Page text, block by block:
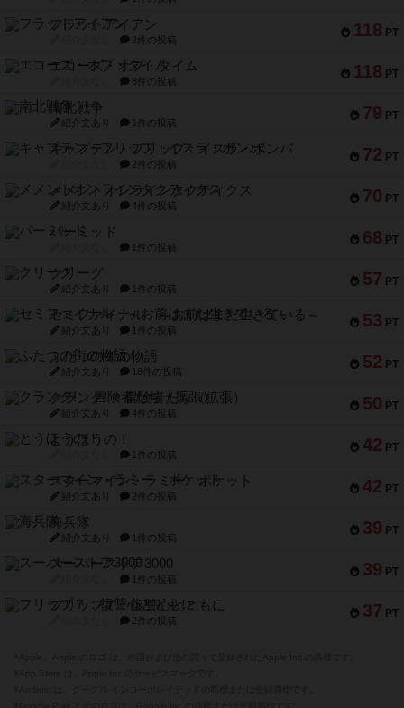
118 PT
フラットアイアン
2件の投稿
118 PT
エコーズ・オブ・タイム
8件の投稿
79 PT
南北戦争
紹介文あり 1件の投稿
72 PT
キャプテン・フリップ：イスラ・ボンバ
2件の投稿
70 PT
メメントオンラインタクティクス
紹介文あり 4件の投稿
68 PT
パーミッド
1件の投稿
57 PT
クリーグ
紹介文あり 1件の投稿
53 PT
セミファイナル ～お前はまだ生きている～
紹介文あり 1件の投稿
52 PT
ふたつの街の物語
紹介文あり 18件の投稿
50 PT
クランク! ：冒険者たち（拡張）
紹介文あり 4件の投稿
42 PT
とうほうの！
1件の投稿
42 PT
スターマイン・ラミー ポケット
紹介文あり 2件の投稿
39 PT
海兵隊
紹介文あり 1件の投稿
39 PT
スーパーストア3000
1件の投稿
37 PT
フリップ７：復讐心とともに
2件の投稿